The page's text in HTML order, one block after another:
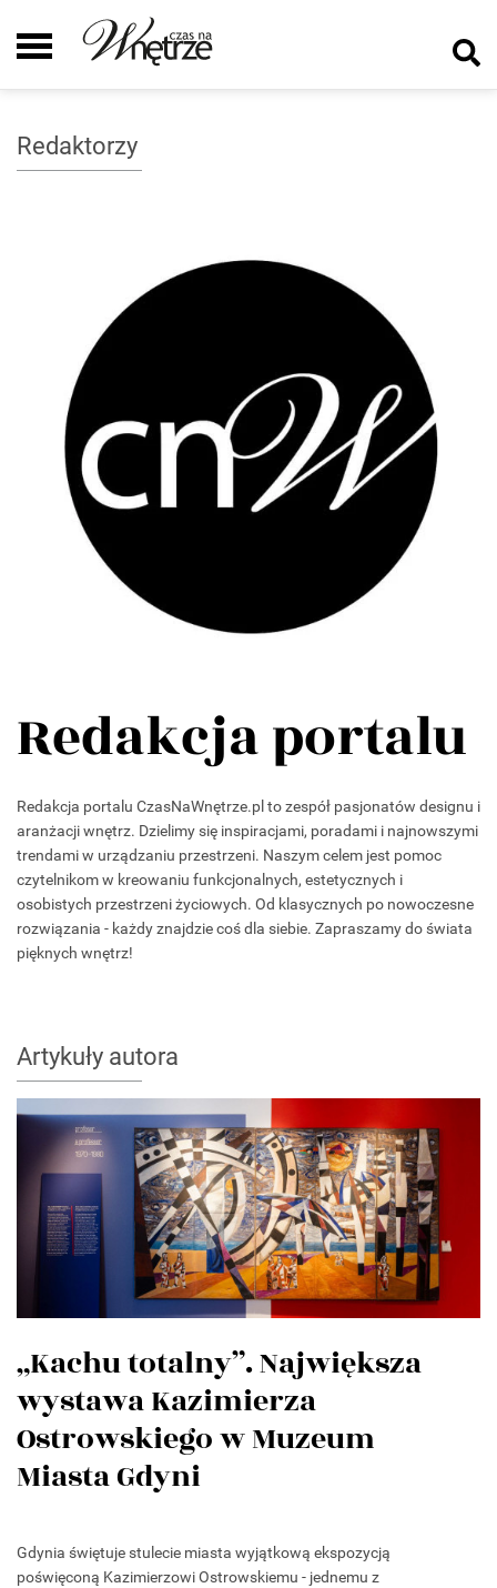
Redaktorzy
Redakcja portalu
Redakcja portalu CzasNaWnętrze.pl to zespół pasjonatów designu i
aranżacji wnętrz. Dzielimy się inspiracjami, poradami i najnowszymi
trendami w urządzaniu przestrzeni. Naszym celem jest pomoc
czytelnikom w kreowaniu funkcjonalnych, estetycznych i
osobistych przestrzeni życiowych. Od klasycznych po nowoczesne
rozwiązania - każdy znajdzie coś dla siebie. Zapraszamy do świata
pięknych wnętrz!
Artykuły autora
„Kachu totalny”. Największa
wystawa Kazimierza
Ostrowskiego w Muzeum
Miasta Gdyni
Gdynia świętuje stulecie miasta wyjątkową ekspozycją
poświęconą Kazimierzowi Ostrowskiemu - jednemu z